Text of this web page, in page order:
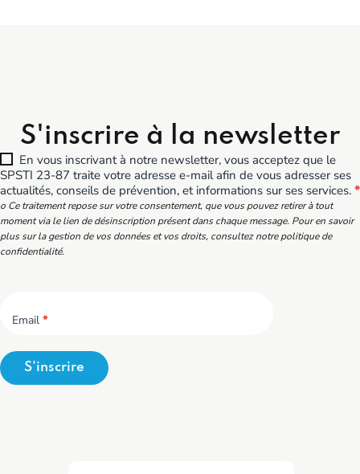
S'inscrire à la newsletter
En vous inscrivant à notre newsletter, vous acceptez que le
SPSTI 23-87 traite votre adresse e-mail afin de vous adresser ses
actualités, conseils de prévention, et informations sur ses services. *
o Ce traitement repose sur votre consentement, que vous pouvez retirer à tout
moment via le lien de désinscription présent dans chaque message. Pour en savoir
plus sur la gestion de vos données et vos droits, consultez notre politique de
confidentialité.
Email *
S'inscrire